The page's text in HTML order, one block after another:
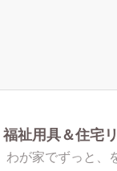
福祉用具＆住宅
わが家でずっと、